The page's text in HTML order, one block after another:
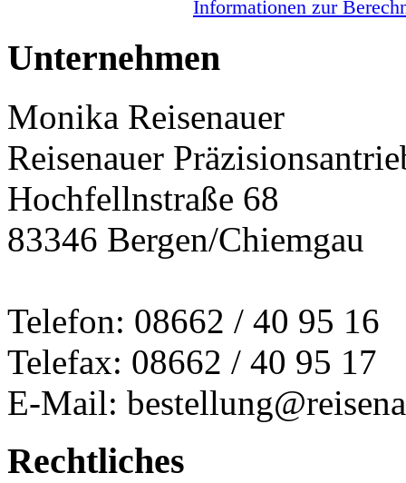
Informationen zur
Unternehmen
Monika Reisenauer
Reisenauer
Hochfellnstraße 68
83346 Bergen/Chiemgau
Telefon: 08662 / 40 95 16
Telefax: 08662 / 40 95 17
E-Mail:
Rechtliches